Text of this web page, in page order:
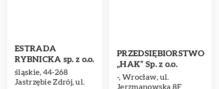
ESTRADA
RYBNICKA sp. z o.o.
śląskie, 44-268
Jastrzębie Zdrój, ul.
PRZEDSIĘBIORSTWO
„HAK” Sp. z o.o.
-, Wrocław, ul.
Jerzmanowska 8F